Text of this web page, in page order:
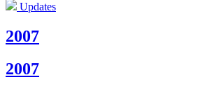
Updates
2007
2007